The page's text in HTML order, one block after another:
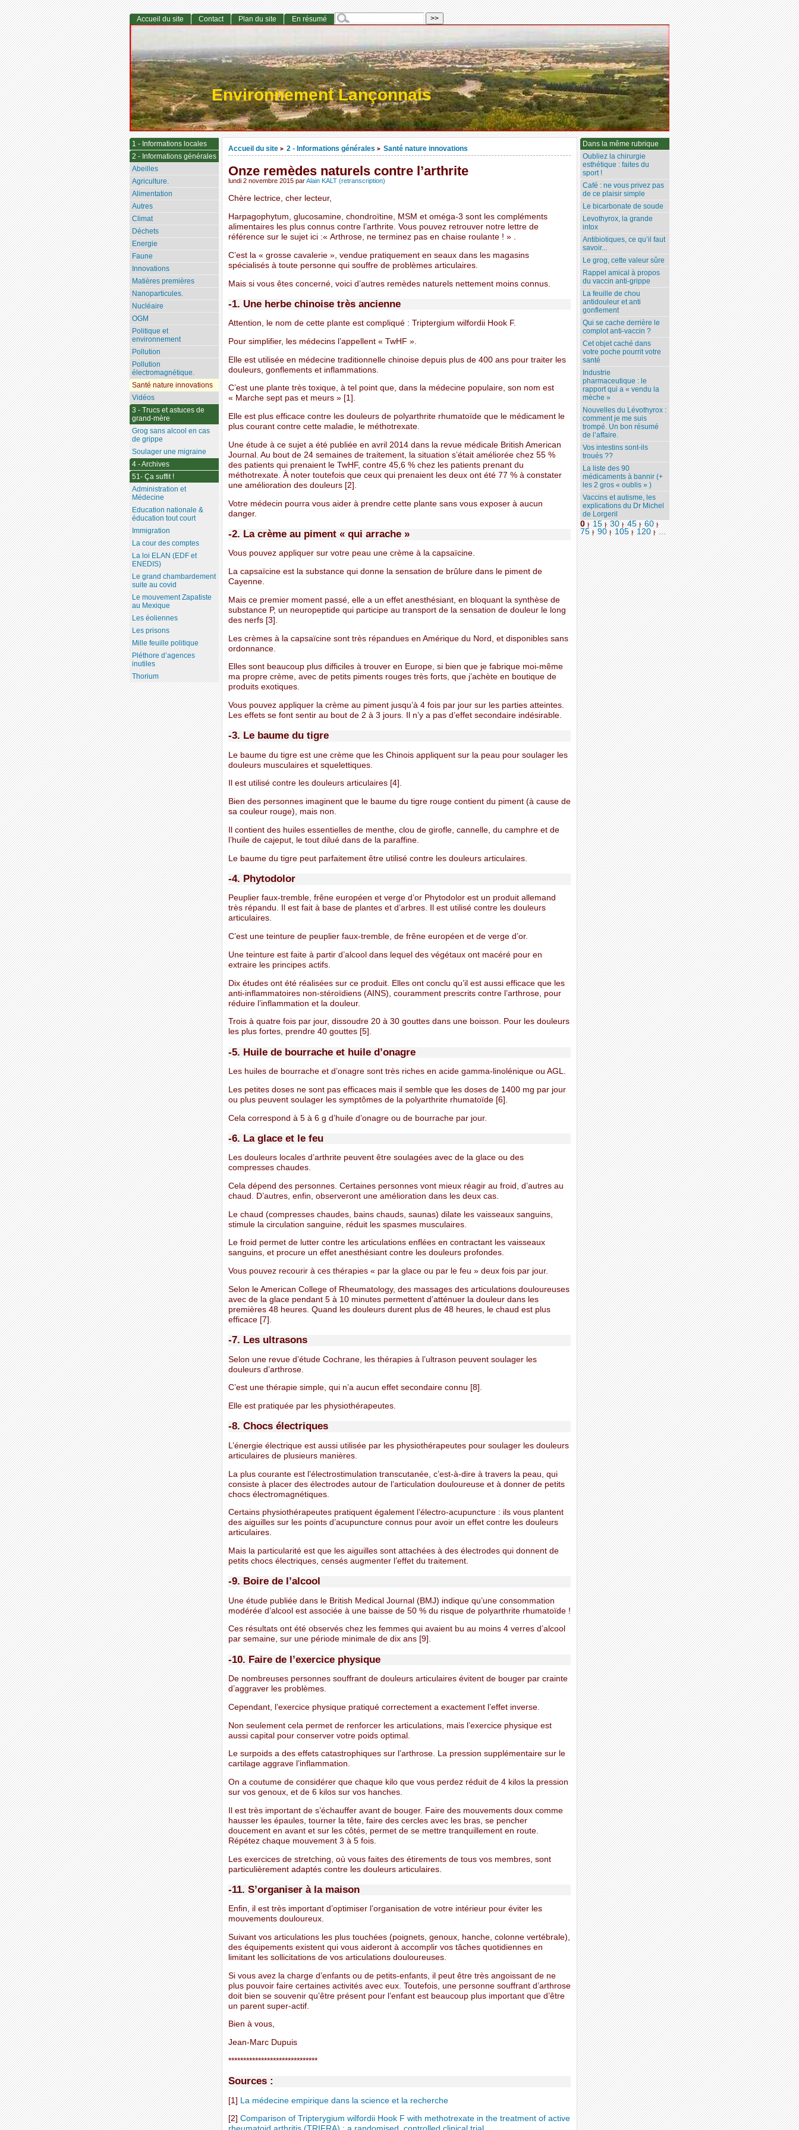
Environnement Lançonnais
Accueil du site > 2 - Informations générales > Santé nature innovations
Onze remèdes naturels contre l’arthrite
lundi 2 novembre 2015 parAlain KALT (retranscription)
Chère lectrice, cher lecteur,
Harpagophytum, glucosamine, chondroïtine, MSM et oméga-3 sont les compléments
alimentaires les plus connus contre l’arthrite. Vous pouvez retrouver notre lettre de
référence sur le sujet ici :« Arthrose, ne terminez pas en chaise roulante ! » .
C’est la « grosse cavalerie », vendue pratiquement en seaux dans les magasins
spécialisés à toute personne qui souffre de problèmes articulaires.
Mais si vous êtes concerné, voici d’autres remèdes naturels nettement moins connus.
-1. Une herbe chinoise très ancienne
Attention, le nom de cette plante est compliqué : Triptergium wilfordii Hook F.
Pour simplifier, les médecins l’appellent « TwHF ».
Elle est utilisée en médecine traditionnelle chinoise depuis plus de 400 ans pour traiter les
douleurs, gonflements et inflammations.
C’est une plante très toxique, à tel point que, dans la médecine populaire, son nom est
« Marche sept pas et meurs » [1].
Elle est plus efficace contre les douleurs de polyarthrite rhumatoïde que le médicament le
plus courant contre cette maladie, le méthotrexate.
Une étude à ce sujet a été publiée en avril 2014 dans la revue médicale British American
Journal. Au bout de 24 semaines de traitement, la situation s’était améliorée chez 55 %
des patients qui prenaient le TwHF, contre 45,6 % chez les patients prenant du
méthotrexate. À noter toutefois que ceux qui prenaient les deux ont été 77 % à constater
une amélioration des douleurs [2].
Votre médecin pourra vous aider à prendre cette plante sans vous exposer à aucun
danger.
-2. La crème au piment « qui arrache »
Vous pouvez appliquer sur votre peau une crème à la capsaïcine.
La capsaïcine est la substance qui donne la sensation de brûlure dans le piment de
Cayenne.
Mais ce premier moment passé, elle a un effet anesthésiant, en bloquant la synthèse de
substance P, un neuropeptide qui participe au transport de la sensation de douleur le long
des nerfs [3].
Les crèmes à la capsaïcine sont très répandues en Amérique du Nord, et disponibles sans
ordonnance.
Elles sont beaucoup plus difficiles à trouver en Europe, si bien que je fabrique moi-même
ma propre crème, avec de petits piments rouges très forts, que j’achète en boutique de
produits exotiques.
Vous pouvez appliquer la crème au piment jusqu’à 4 fois par jour sur les parties atteintes.
Les effets se font sentir au bout de 2 à 3 jours. Il n’y a pas d’effet secondaire indésirable.
-3. Le baume du tigre
Le baume du tigre est une crème que les Chinois appliquent sur la peau pour soulager les
douleurs musculaires et squelettiques.
Il est utilisé contre les douleurs articulaires [4].
Bien des personnes imaginent que le baume du tigre rouge contient du piment (à cause de
sa couleur rouge), mais non.
Il contient des huiles essentielles de menthe, clou de girofle, cannelle, du camphre et de
l’huile de cajeput, le tout dilué dans de la paraffine.
Le baume du tigre peut parfaitement être utilisé contre les douleurs articulaires.
-4. Phytodolor
Peuplier faux-tremble, frêne européen et verge d’or Phytodolor est un produit allemand
très répandu. Il est fait à base de plantes et d’arbres. Il est utilisé contre les douleurs
articulaires.
C’est une teinture de peuplier faux-tremble, de frêne européen et de verge d’or.
Une teinture est faite à partir d’alcool dans lequel des végétaux ont macéré pour en
extraire les principes actifs.
Dix études ont été réalisées sur ce produit. Elles ont conclu qu’il est aussi efficace que les
anti-inflammatoires non-stéroïdiens (AINS), couramment prescrits contre l’arthrose, pour
réduire l’inflammation et la douleur.
Trois à quatre fois par jour, dissoudre 20 à 30 gouttes dans une boisson. Pour les douleurs
les plus fortes, prendre 40 gouttes [5].
-5. Huile de bourrache et huile d’onagre
Les huiles de bourrache et d’onagre sont très riches en acide gamma-linolénique ou AGL.
Les petites doses ne sont pas efficaces mais il semble que les doses de 1400 mg par jour
ou plus peuvent soulager les symptômes de la polyarthrite rhumatoïde [6].
Cela correspond à 5 à 6 g d’huile d’onagre ou de bourrache par jour.
-6. La glace et le feu
Les douleurs locales d’arthrite peuvent être soulagées avec de la glace ou des
compresses chaudes.
Cela dépend des personnes. Certaines personnes vont mieux réagir au froid, d’autres au
chaud. D’autres, enfin, observeront une amélioration dans les deux cas.
Le chaud (compresses chaudes, bains chauds, saunas) dilate les vaisseaux sanguins,
stimule la circulation sanguine, réduit les spasmes musculaires.
Le froid permet de lutter contre les articulations enflées en contractant les vaisseaux
sanguins, et procure un effet anesthésiant contre les douleurs profondes.
Vous pouvez recourir à ces thérapies « par la glace ou par le feu » deux fois par jour.
Selon le American College of Rheumatology, des massages des articulations douloureuses
avec de la glace pendant 5 à 10 minutes permettent d’atténuer la douleur dans les
premières 48 heures. Quand les douleurs durent plus de 48 heures, le chaud est plus
efficace [7].
-7. Les ultrasons
Selon une revue d’étude Cochrane, les thérapies à l’ultrason peuvent soulager les
douleurs d’arthrose.
C’est une thérapie simple, qui n’a aucun effet secondaire connu [8].
Elle est pratiquée par les physiothérapeutes.
-8. Chocs électriques
L’énergie électrique est aussi utilisée par les physiothérapeutes pour soulager les douleurs
articulaires de plusieurs manières.
La plus courante est l’électrostimulation transcutanée, c’est-à-dire à travers la peau, qui
consiste à placer des électrodes autour de l’articulation douloureuse et à donner de petits
chocs électromagnétiques.
Certains physiothérapeutes pratiquent également l’électro-acupuncture : ils vous plantent
des aiguilles sur les points d’acupuncture connus pour avoir un effet contre les douleurs
articulaires.
Mais la particularité est que les aiguilles sont attachées à des électrodes qui donnent de
petits chocs électriques, censés augmenter l’effet du traitement.
-9. Boire de l’alcool
Une étude publiée dans le British Medical Journal (BMJ) indique qu’une consommation
modérée d’alcool est associée à une baisse de 50 % du risque de polyarthrite rhumatoïde !
Ces résultats ont été observés chez les femmes qui avaient bu au moins 4 verres d’alcool
par semaine, sur une période minimale de dix ans [9].
-10. Faire de l’exercice physique
De nombreuses personnes souffrant de douleurs articulaires évitent de bouger par crainte
d’aggraver les problèmes.
Cependant, l’exercice physique pratiqué correctement a exactement l’effet inverse.
Non seulement cela permet de renforcer les articulations, mais l’exercice physique est
aussi capital pour conserver votre poids optimal.
Le surpoids a des effets catastrophiques sur l’arthrose. La pression supplémentaire sur le
cartilage aggrave l’inflammation.
On a coutume de considérer que chaque kilo que vous perdez réduit de 4 kilos la pression
sur vos genoux, et de 6 kilos sur vos hanches.
Il est très important de s’échauffer avant de bouger. Faire des mouvements doux comme
hausser les épaules, tourner la tête, faire des cercles avec les bras, se pencher
doucement en avant et sur les côtés, permet de se mettre tranquillement en route.
Répétez chaque mouvement 3 à 5 fois.
Les exercices de stretching, où vous faites des étirements de tous vos membres, sont
particulièrement adaptés contre les douleurs articulaires.
-11. S’organiser à la maison
Enfin, il est très important d’optimiser l’organisation de votre intérieur pour éviter les
mouvements douloureux.
Suivant vos articulations les plus touchées (poignets, genoux, hanche, colonne vertébrale),
des équipements existent qui vous aideront à accomplir vos tâches quotidiennes en
limitant les sollicitations de vos articulations douloureuses.
Si vous avez la charge d’enfants ou de petits-enfants, il peut être très angoissant de ne
plus pouvoir faire certaines activités avec eux. Toutefois, une personne souffrant d’arthrose
doit bien se souvenir qu’être présent pour l’enfant est beaucoup plus important que d’être
un parent super-actif.
Bien à vous,
Jean-Marc Dupuis
******************************
Sources :
[1] La médecine empirique dans la science et la recherche
[2] Comparison of Tripterygium wilfordii Hook F with methotrexate in the treatment of active
Dans la même rubrique
Oubliez la chirurgie
esthétique : faites du
sport !
Café : ne vous privez pas
de ce plaisir simple
Le bicarbonate de soude
Levothyrox, la grande
intox
Antibiotiques, ce qu’il faut
savoir...
Le grog, cette valeur sûre
Rappel amical à propos
du vaccin anti-grippe
La feuille de chou
antidouleur et anti
gonflement
Qui se cache derrière le
complot anti-vaccin ?
Cet objet caché dans
votre poche pourrit votre
santé
Industrie
pharmaceutique : le
rapport qui a « vendu la
mèche »
Nouvelles du Lévothyrox :
comment je me suis
trompé. Un bon résumé
de l’affaire.
Vos intestins sont-ils
troués ??
La liste des 90
médicaments à bannir (+
les 2 gros « oublis » )
Vaccins et autisme, les
explications du Dr Michel
de Lorgeril
0 | 15 | 30 | 45 | 60 |
75 | 90 | 105 | 120 | ...
Accueil du site Contact Plan du site En résumé
1 - Informations locales
2 - Informations générales
Abeilles
Agriculture.
Alimentation
Autres
Climat
Déchets
Energie
Faune
Innovations
Matières premières
Nanoparticules.
Nucléaire
OGM
Politique et
environnement
Pollution
Pollution
électromagnétique.
Santé nature innovations
Vidéos
3 - Trucs et astuces de
grand-mère
Grog sans alcool en cas
de grippe
Soulager une migraine
4 - Archives
51- Ça suffit !
Administration et
Médecine
Education nationale &
éducation tout court
Immigration
La cour des comptes
La loi ELAN (EDF et
ENEDIS)
Le grand chambardement
suite au covid
Le mouvement Zapatiste
au Mexique
Les éoliennes
Les prisons
Mille feuille politique
Pléthore d’agences
inutiles
Thorium